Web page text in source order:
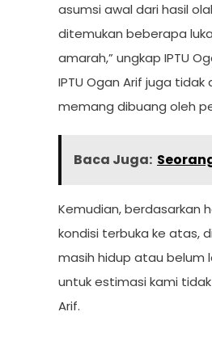
asumsi awal dari hasil
ditemukan beberapa
amarah,” ungkap IPTU
IPTU Ogan Arif juga
memang dibuang oleh
Baca Juga:
Kemudian, berdasarkan
kondisi terbuka ke atas,
masih hidup atau belum
untuk estimasi kami
Arif.